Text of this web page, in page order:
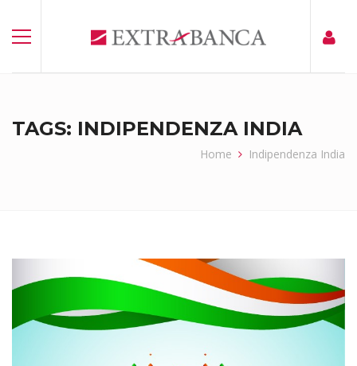
TAGS: INDIPENDENZA INDIA
Home Indipendenza India